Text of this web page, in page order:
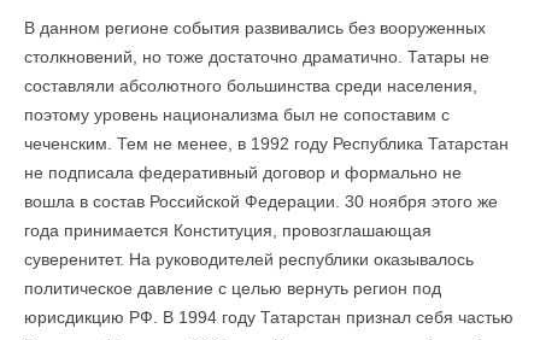
В данном регионе события развивались без вооруженных
столкновений, но тоже достаточно драматично. Татары не
составляли абсолютного большинства среди населения,
поэтому уровень национализма был не сопоставим с
чеченским. Тем не менее, в 1992 году Республика Татарстан
не подписала федеративный договор и формально не
вошла в состав Российской Федерации. 30 ноября этого же
года принимается Конституция, провозглашающая
суверенитет. На руководителей республики оказывалось
политическое давление с целью вернуть регион под
юрисдикцию РФ. В 1994 году Татарстан признал себя частью